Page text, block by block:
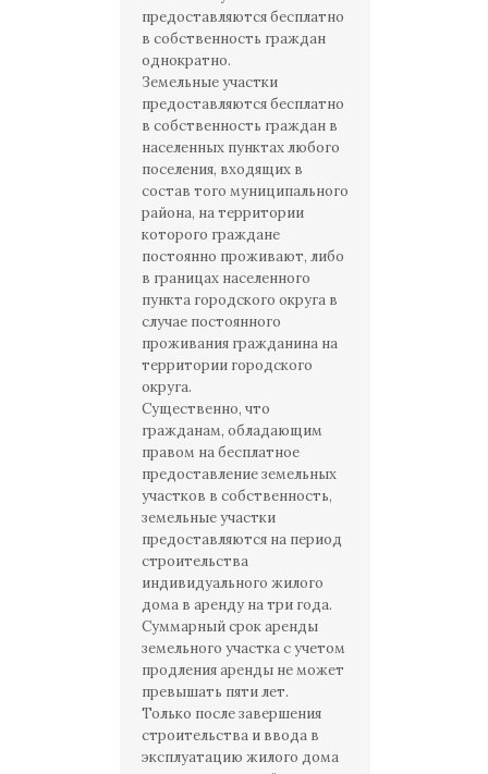
предоставляются бесплатно
в собственность граждан
однократно.
Земельные участки
предоставляются бесплатно
в собственность граждан в
населенных пунктах любого
поселения, входящих в
состав того муниципального
района, на территории
которого граждане
постоянно проживают, либо
в границах населенного
пункта городского округа в
случае постоянного
проживания гражданина на
территории городского
округа.
Существенно, что
гражданам, обладающим
правом на бесплатное
предоставление земельных
участков в собственность,
земельные участки
предоставляются на период
строительства
индивидуального жилого
дома в аренду на три года.
Суммарный срок аренды
земельного участка с учетом
продления аренды не может
превышать пяти лет.
Только после завершения
строительства и ввода в
эксплуатацию жилого дома